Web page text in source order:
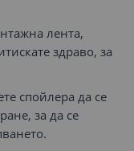
лента,
здраво, за
спойлера да се
за да се